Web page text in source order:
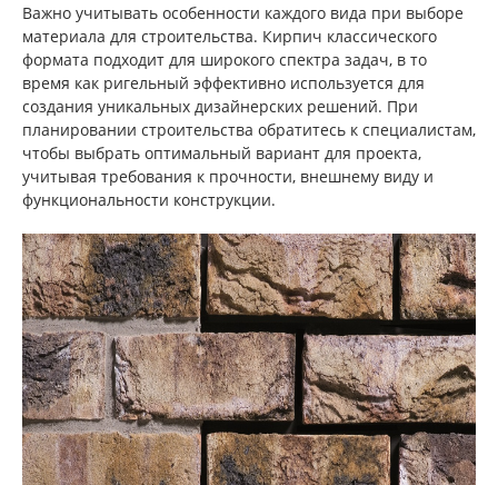
Важно учитывать особенности каждого вида при выборе
материала для строительства. Кирпич классического
формата подходит для широкого спектра задач, в то
время как ригельный эффективно используется для
создания уникальных дизайнерских решений. При
планировании строительства обратитесь к специалистам,
чтобы выбрать оптимальный вариант для проекта,
учитывая требования к прочности, внешнему виду и
функциональности конструкции.